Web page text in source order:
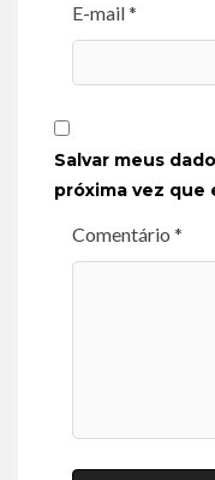
E-mail *
Salvar meus
próxima vez que
Comentário *